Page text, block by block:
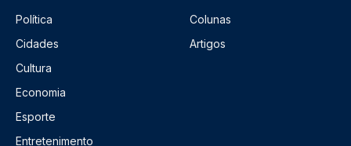
Política
Cidades
Cultura
Economia
Esporte
Entretenimento
Colunas
Artigos